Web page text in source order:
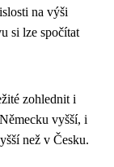
na výši
si lze spočítat
zohlednit i
vyšší, i
než v Česku.